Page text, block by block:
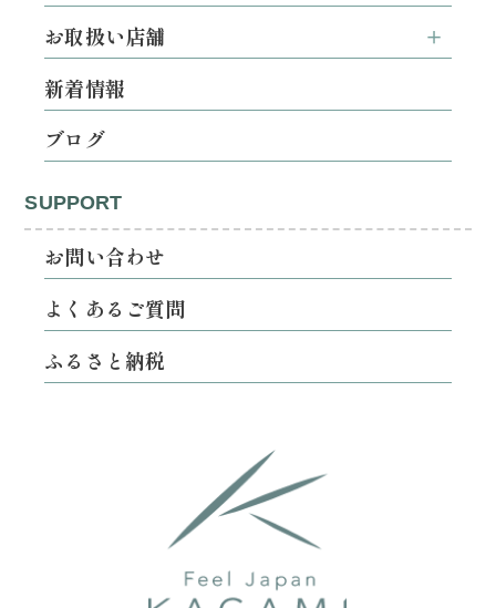
お取扱い店舗
新着情報
ブログ
SUPPORT
お問い合わせ
よくあるご質問
ふるさと納税